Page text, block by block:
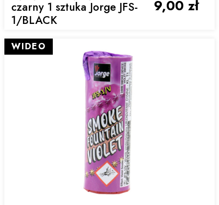
czarny 1 sztuka Jorge JFS-
1/BLACK
9,00 zł
WIDEO